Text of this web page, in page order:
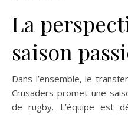
La
saison
Dans l’ensemble, le
Crusaders promet une
de rugby. L’équipe est